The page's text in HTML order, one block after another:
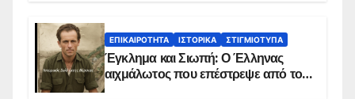
ΕΠΙΚΑΙΡΌΤΗΤΑ ΙΣΤΟΡΙΚΆ ΣΤΙΓΜΙΌΤΥΠΑ
Έγκλημα και Σιωπή: Ο Έλληνας
αιχμάλωτος που επέστρεψε από το